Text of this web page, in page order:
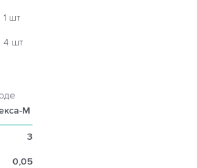
1 шт
4 шт
М
3
0,05